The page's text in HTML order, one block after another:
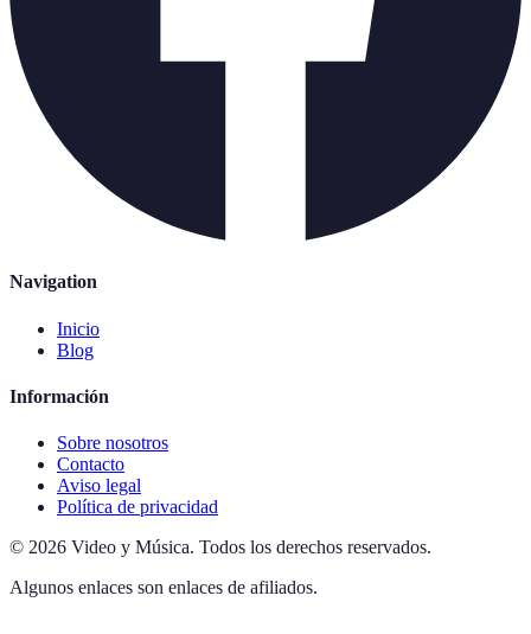
Navigation
Inicio
Blog
Información
Sobre nosotros
Contacto
Aviso legal
Política de privacidad
© 2026 Video y Música. Todos los derechos reservados.
Algunos enlaces son enlaces de afiliados.